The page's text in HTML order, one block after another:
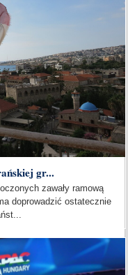
gr...
zawały ramową
doprowadzić ostatecznie